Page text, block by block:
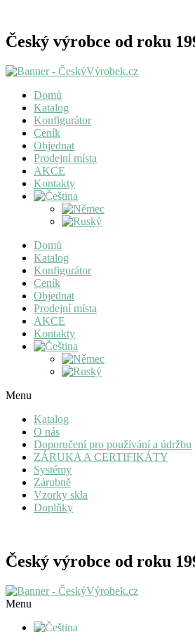
Český výrobce od roku
Domů
Katalog
Konfigurátor
Ceník
Objednat
Prodejní místa
AKCE
Kontakty
Domů
Katalog
Konfigurátor
Ceník
Objednat
Prodejní místa
AKCE
Kontakty
Menu
Katalog
O nás
Doporučení pro používání a údržbu
ZÁRUKA A CERTIFIKÁTY
Systémy
Zárubně
Vzorky skla
Doplňky
Český výrobce od roku
Menu